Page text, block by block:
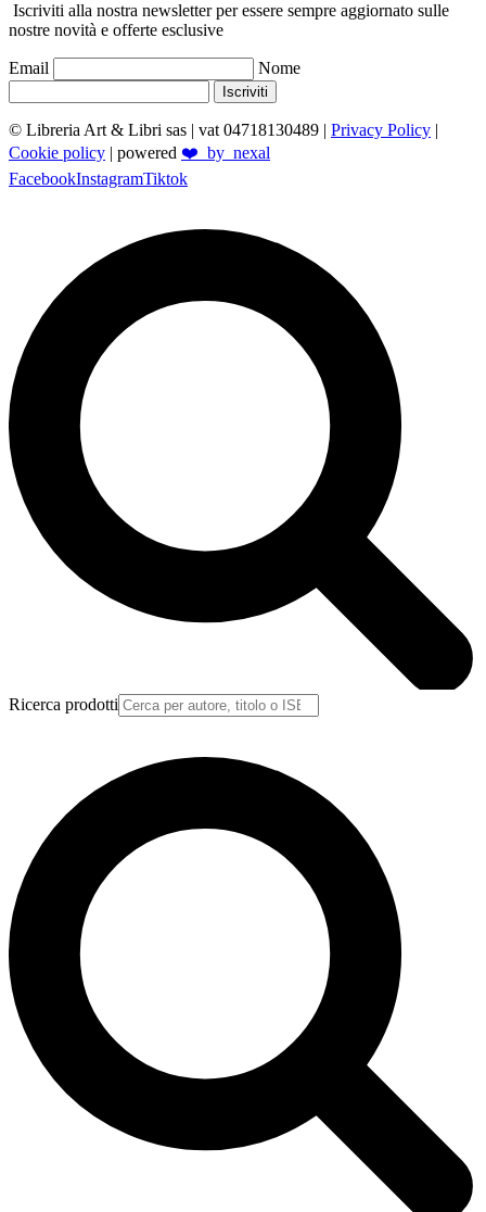
Iscriviti alla nostra newsletter per essere sempre aggiornato sulle
nostre novità e offerte esclusive
Email Nome
Iscriviti
© Libreria Art & Libri sas | vat 04718130489 | Privacy Policy |
Cookie policy | powered ❤️_by_nexal
FacebookInstagramTiktok
Ricerca prodotti